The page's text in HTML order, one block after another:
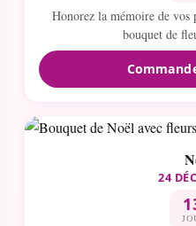
Honorez la mémoire de vos
bouquet de
24